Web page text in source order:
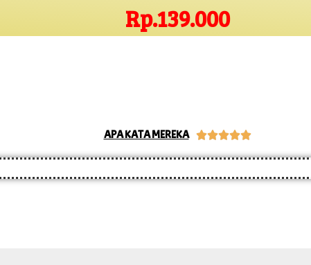
Rp.139.000
APA KATA MEREKA 